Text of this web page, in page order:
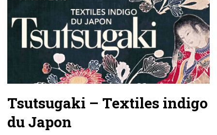
Tsutsugaki – Textiles indigo
du Japon